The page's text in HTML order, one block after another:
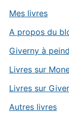
Mes livres
A propos du
Giverny à
Livres sur
Livres sur
Autres livres